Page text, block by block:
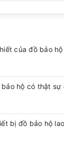
trong
tổng trong
trồng thủy
của đồ bảo
bảo hộ có thật sự
bị đồ bảo hộ